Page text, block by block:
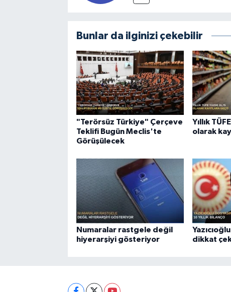
Bunlar da ilginizi çekebilir
"Terörsüz Türkiye" Çerçeve
Teklifi Bugün Meclis'te
Görüşülecek
Yıllık
olarak
Numaralar rastgele değil
hiyerarşiyi gösteriyor
dikkat